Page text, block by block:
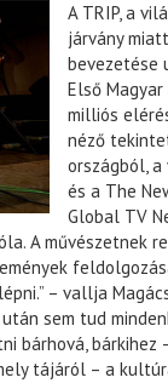
A TRIP, a
járvány
bevezetése
Első
milliós
néző
országból,
és a The
Global TV
A művészetnek
– vallja
sem tud
bárhová, bárkihez
tájáról – a